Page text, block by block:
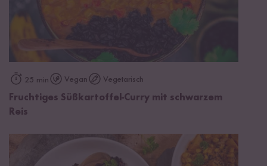
25 min Vegan Vegetarisch
Fruchtiges Süßkartoffel-Curry mit schwarzem
Reis